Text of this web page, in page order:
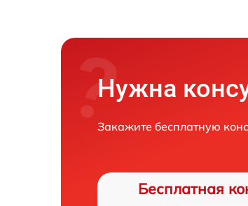
Нужна
Закажите бесплатную
Бесплатная